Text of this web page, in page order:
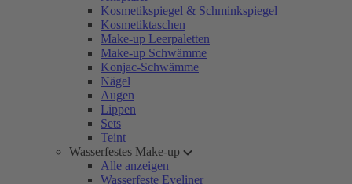
Kosmetikspiegel & Schminkspiegel
Kosmetiktaschen
Make-up Leerpaletten
Make-up Schwämme
Konjac-Schwämme
Nägel
Augen
Lippen
Sets
Teint
Wasserfestes Make-up
Alle anzeigen
Wasserfeste Eyeliner